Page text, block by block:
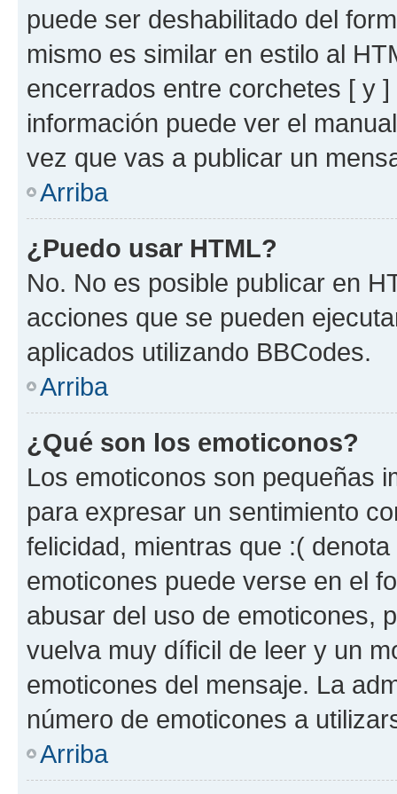
puede ser deshabilitado del
mismo es similar en estilo al
encerrados entre corchetes [ y
información puede ver el
vez que vas a publicar un
Arriba
¿Puedo usar HTML?
No. No es posible publicar en
acciones que se pueden
aplicados utilizando BBCodes.
Arriba
¿Qué son los emoticonos?
Los emoticonos son pequeñas
para expresar un sentimiento
felicidad, mientras que :(
emoticones puede verse en el
abusar del uso de emoticones,
vuelva muy díficil de leer y un
emoticones del mensaje. La
número de emoticones a
Arriba